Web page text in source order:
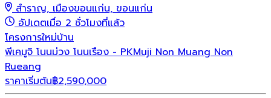
สำราญ, เมืองขอนแก่น, ขอนแก่น
อัปเดตเมื่อ 2 ชั่วโมงที่แล้ว
โครงการใหม่บ้าน
พีเคมูจิ โนนม่วง โนนเรือง - PKMuji Non Muang Non
Rueang
ราคาเริ่มต้น฿2,590,000